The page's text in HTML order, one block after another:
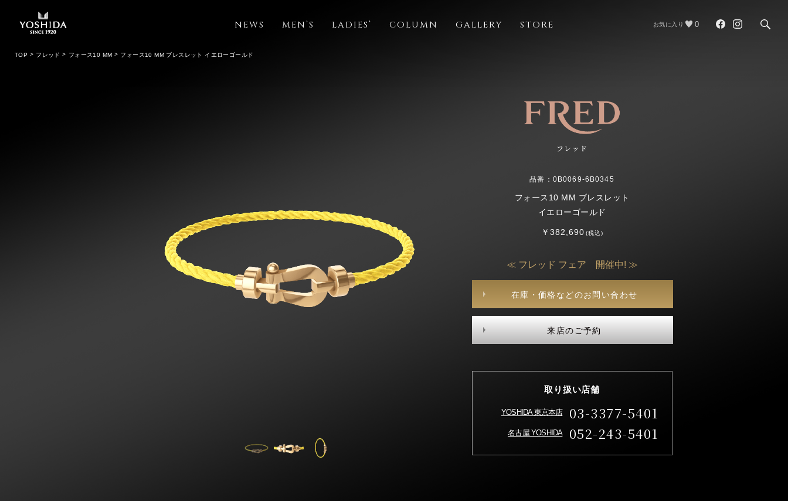
NEWS MEN’S LADIES’ COLUMN GALLERY STORE お気に入り 0
フレッド
品番：0B0069-6B0345
フォース10 MM ブレスレット
イエローゴールド
￥382,690(税込)
≪ フレッド フェア 開催中! ≫
在庫・価格などのお問い合わせ
来店のご予約
取り扱い店舗
YOSHIDA 東京本店 03-3377-5401
名古屋 YOSHIDA 052-243-5401
TOP フレッド フォース10 MM フォース10 MM ブレスレット イエローゴールド